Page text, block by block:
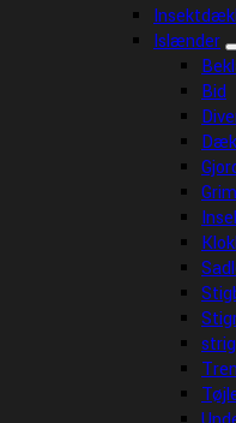
Islænder
Bid